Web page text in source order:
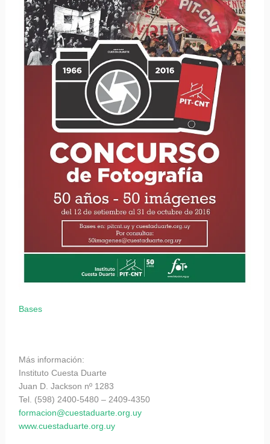
Bases
Más información:
Instituto Cuesta Duarte
Juan D. Jackson nº 1283
Tel. (598) 2400-5480 – 2409-4350
formacion@cuestaduarte.org.uy
www.cuestaduarte.org.uy